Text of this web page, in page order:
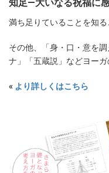
知足―大いなる祝福に
満ち足りていることを知
その他、「身・口・意を
ナ」「五蔵説」などヨーガ
« より詳しくはこちら